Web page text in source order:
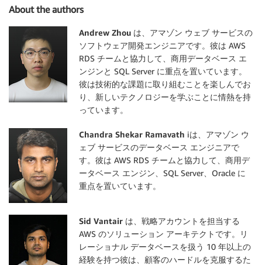
About the authors
Andrew Zhou は、アマゾン ウェブ サービスの
ソフトウェア開発エンジニアです。彼は AWS
RDS チームと協力して、商用データベース エ
ンジンと SQL Server に重点を置いています。
彼は技術的な課題に取り組むことを楽しんでお
り、新しいテクノロジーを学ぶことに情熱を持
っています。
Chandra Shekar Ramavath iは、アマゾン ウ
ェブ サービスのデータベース エンジニアで
す。彼は AWS RDS チームと協力して、商用デ
ータベース エンジン、SQL Server、Oracle に
重点を置いています。
Sid Vantair は、戦略アカウントを担当する
AWS のソリューション アーキテクトです。リ
レーショナル データベースを扱う 10 年以上の
経験を持つ彼は、顧客のハードルを克服するた